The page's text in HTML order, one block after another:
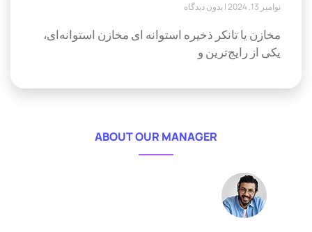
نوامبر 13, 2024 بدون دیدگاه
مخازن یا تانکر ذخیره استوانه ای مخازن استوانه‌ای،
یکی از رایج‌ترین و
ABOUT OUR MANAGER